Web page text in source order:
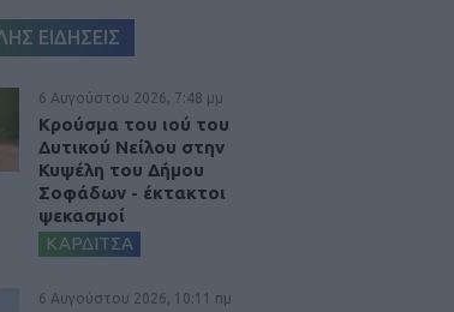
ΕΙΔΗΣΕΙΣ
6 Αυγούστου 2026, 7:48 μμ
Κρούσμα του ιού του
Δυτικού Νείλου στην
Κυψέλη του Δήμου
Σοφάδων - έκτακτοι
ψεκασμοί
ΚΑΡΔΙΤΣΑ
6 Αυγούστου 2026, 10:11 πμ